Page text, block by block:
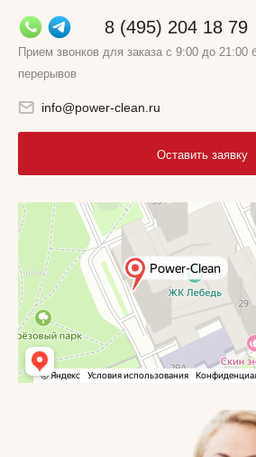
8 (495) 204 18 79
Прием звонков для заказа с 9:00 до 21:00
перерывов
info@power-clean.ru
Оставить заявку